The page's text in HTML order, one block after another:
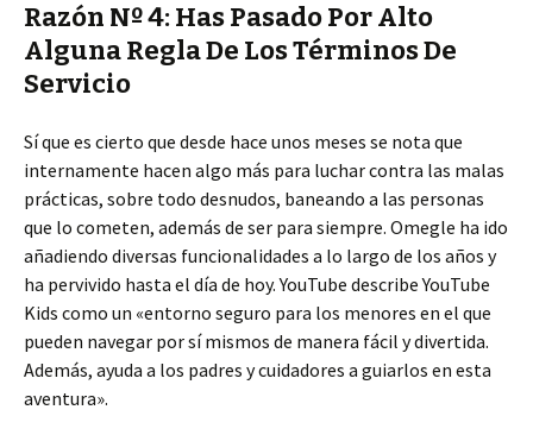
Razón Nº 4: Has Pasado Por Alto
Alguna Regla De Los Términos De
Servicio
Sí que es cierto que desde hace unos meses se nota que
internamente hacen algo más para luchar contra las malas
prácticas, sobre todo desnudos, baneando a las personas
que lo cometen, además de ser para siempre. Omegle ha ido
añadiendo diversas funcionalidades a lo largo de los años y
ha pervivido hasta el día de hoy. YouTube describe YouTube
Kids como un «entorno seguro para los menores en el que
pueden navegar por sí mismos de manera fácil y divertida.
Además, ayuda a los padres y cuidadores a guiarlos en esta
aventura».